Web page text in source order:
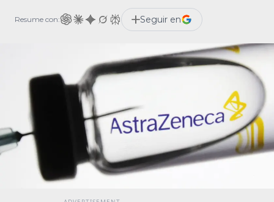
reclutadores de talento en la popular
plataforma LinkedIn y a través de
WhatsApp para acercarse a empleados de
Resume con: Seguir en